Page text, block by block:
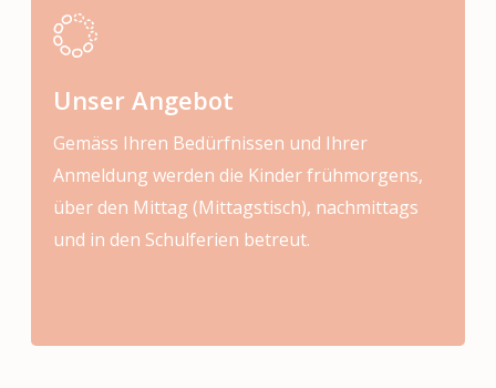
Unser Angebot
Gemäss Ihren Bedürfnissen und Ihrer
Anmeldung werden die Kinder frühmorgens,
über den Mittag (Mittagstisch), nachmittags
und in den Schulferien betreut.